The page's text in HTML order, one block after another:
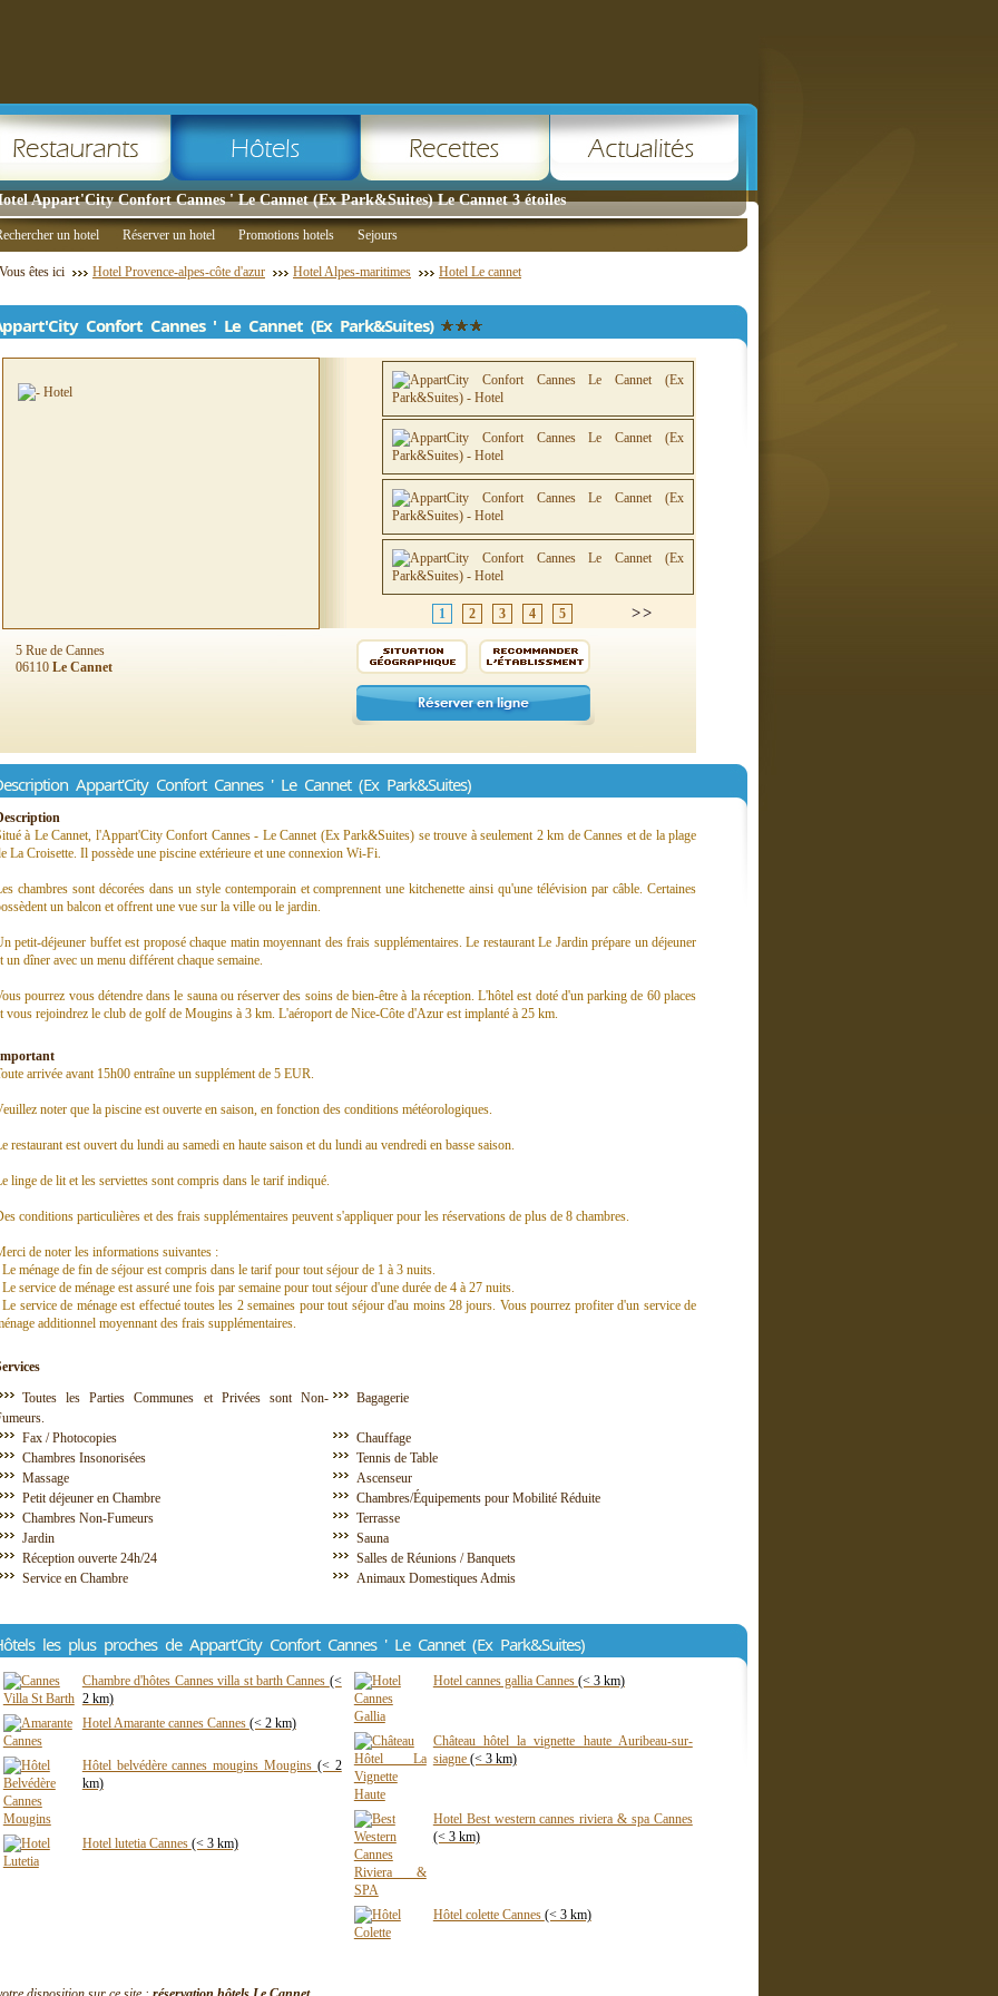
Appart'City Confort Cannes ' Le Cannet (Ex Park&Suites) Le Cannet 3 étoiles
un hotel Réserver un hotel Promotions hotels Sejours
Vous êtes ici Hotel Provence-alpes-côte d'azur Hotel Alpes-maritimes Hotel Le cannet
Confort Cannes ' Le Cannet (Ex Park&Suites)
1 2 3 4 5
5 Rue de Cannes
06110 Le Cannet
Appart'City Confort Cannes ' Le Cannet (Ex Park&Suites)
à Le Cannet, l'Appart'City Confort Cannes - Le Cannet (Ex Park&Suites) se trouve à seulement 2 km de Cannes et de la plage
La Croisette. Il possède une piscine extérieure et une connexion Wi-Fi.
chambres sont décorées dans un style contemporain et comprennent une kitchenette ainsi qu'une télévision par câble. Certaines
un balcon et offrent une vue sur la ville ou le jardin.
petit-déjeuner buffet est proposé chaque matin moyennant des frais supplémentaires. Le restaurant Le Jardin prépare un déjeuner
un dîner avec un menu différent chaque semaine.
pourrez vous détendre dans le sauna ou réserver des soins de bien-être à la réception. L'hôtel est doté d'un parking de 60 places
vous rejoindrez le club de golf de Mougins à 3 km. L'aéroport de Nice-Côte d'Azur est implanté à 25 km.
arrivée avant 15h00 entraîne un supplément de 5 EUR.
noter que la piscine est ouverte en saison, en fonction des conditions météorologiques.
restaurant est ouvert du lundi au samedi en haute saison et du lundi au vendredi en basse saison.
linge de lit et les serviettes sont compris dans le tarif indiqué.
conditions particulières et des frais supplémentaires peuvent s'appliquer pour les réservations de plus de 8 chambres.
de noter les informations suivantes :
ménage de fin de séjour est compris dans le tarif pour tout séjour de 1 à 3 nuits.
service de ménage est assuré une fois par semaine pour tout séjour d'une durée de 4 à 27 nuits.
service de ménage est effectué toutes les 2 semaines pour tout séjour d'au moins 28 jours. Vous pourrez profiter d'un service de
additionnel moyennant des frais supplémentaires.
Toutes les Parties Communes et Privées sont Non-
Bagagerie
Fax / Photocopies
Chauffage
Chambres Insonorisées
Tennis de Table
Massage
Ascenseur
Petit déjeuner en Chambre
Chambres/Équipements pour Mobilité Réduite
Chambres Non-Fumeurs
Terrasse
Jardin
Sauna
Réception ouverte 24h/24
Salles de Réunions / Banquets
Service en Chambre
Animaux Domestiques Admis
les plus proches de Appart'City Confort Cannes ' Le Cannet (Ex Park&Suites)
Chambre d'hôtes Cannes villa st barth Cannes (<
2 km)
Hotel Amarante cannes Cannes (< 2 km)
Hôtel belvédère cannes mougins Mougins (< 2
km)
Hotel lutetia Cannes (< 3 km)
Hotel cannes gallia Cannes (< 3 km)
Château hôtel la vignette haute Auribeau-sur-
siagne (< 3 km)
Hotel Best western cannes riviera & spa Cannes
(< 3 km)
Hôtel colette Cannes (< 3 km)